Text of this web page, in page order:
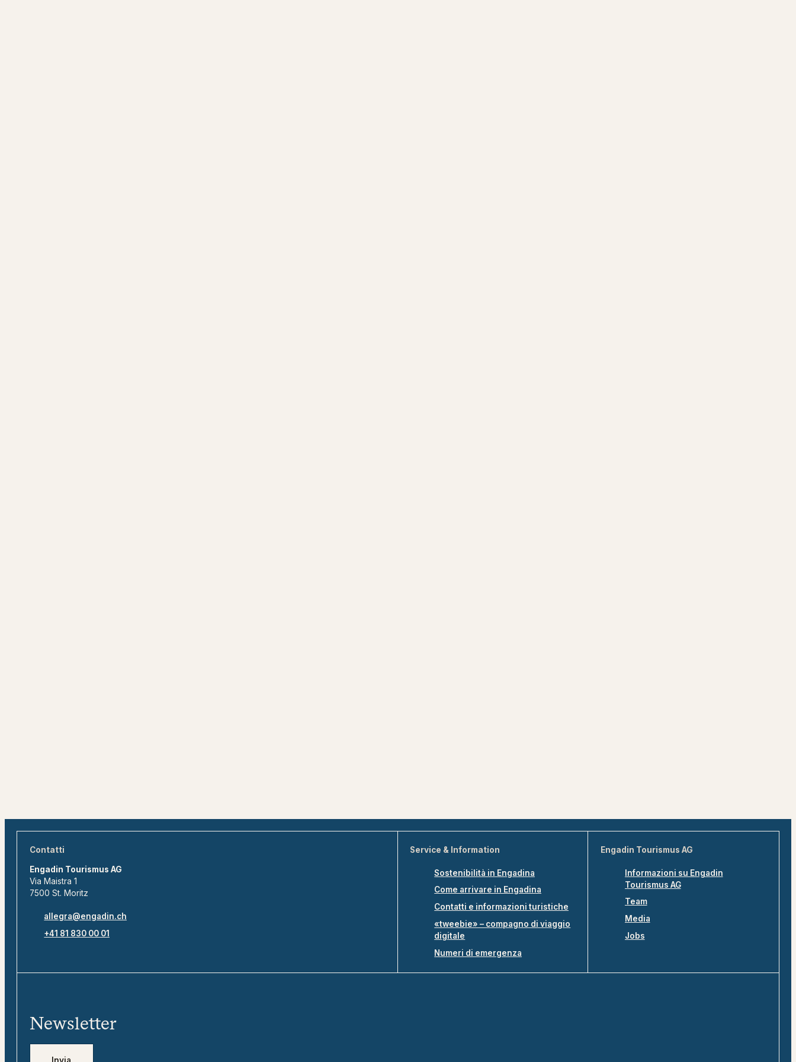
Contatti
Engadin Tourismus AG
Via Maistra 1
7500 St. Moritz
allegra@engadin.ch
+41 81 830 00 01
Service & Information
Sostenibilità in Engadina
Come arrivare in Engadina
Contatti e informazioni turistiche
«tweebie» – compagno di viaggio
digitale
Numeri di emergenza
Engadin Tourismus AG
Informazioni su Engadin
Tourismus AG
Team
Media
Jobs
Newsletter